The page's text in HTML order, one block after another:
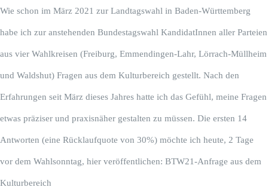
Wie schon im März 2021 zur Landtagswahl in Baden-Württemberg
habe ich zur anstehenden Bundestagswahl KandidatInnen aller Parteien
aus vier Wahlkreisen (Freiburg, Emmendingen-Lahr, Lörrach-Müllheim
und Waldshut) Fragen aus dem Kulturbereich gestellt. Nach den
Erfahrungen seit März dieses Jahres hatte ich das Gefühl, meine Fragen
etwas präziser und praxisnäher gestalten zu müssen. Die ersten 14
Antworten (eine Rücklaufquote von 30%) möchte ich heute, 2 Tage
vor dem Wahlsonntag, hier veröffentlichen: BTW21-Anfrage aus dem
Kulturbereich